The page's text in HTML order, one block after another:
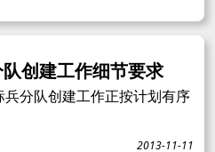
创建工作细节要求
兵分队创建工作正按计划有序
2013-11-11